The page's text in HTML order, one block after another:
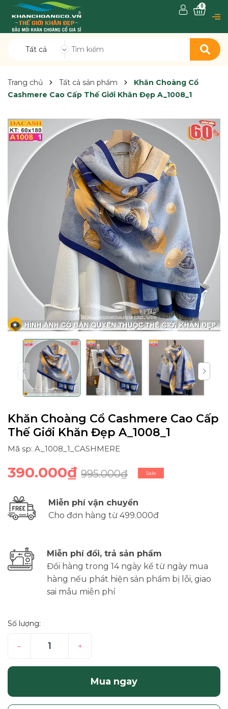
Tất cả
0
Trang chủ Tất cả sản phẩm
Khăn Choàng Cổ
Cashmere Cao Cấp Thế Giới Khăn Đẹp A_1008_1
Khăn Choàng Cổ Cashmere Cao Cấp
Thế Giới Khăn Đẹp A_1008_1
Mã sp: A_1008_1_CASHMERE
390.000₫ 995.000₫ Sale
Miễn phí vận chuyển
Cho đơn hàng từ 499.000đ
Miễn phí đổi, trả sản phẩm
Đổi hàng trong 14 ngày kể từ ngày mua
hàng nếu phát hiện sản phẩm bị lỗi, giao
sai mẫu miễn phí
Số lượng:
– +
Mua ngay